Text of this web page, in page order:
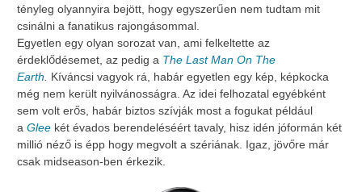
tényleg olyannyira bejött, hogy egyszerűen nem tudtam mit
csinálni a fanatikus rajongásommal.
Egyetlen egy olyan sorozat van, ami felkeltette az
érdeklődésemet, az pedig a The Last Man On The
Earth. Kíváncsi vagyok rá, habár egyetlen egy kép, képkocka
még nem került nyilvánosságra. Az idei felhozatal egyébként
sem volt erős, habár biztos szívják most a fogukat például
a Glee két évados berendeléséért tavaly, hisz idén jóformán két
millió néző is épp hogy megvolt a szériának. Igaz, jövőre már
csak midseason-ben érkezik.